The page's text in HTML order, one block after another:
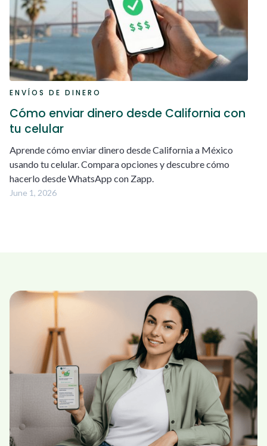
ENVÍOS DE DINERO
Cómo enviar dinero desde California con
tu celular
Aprende cómo enviar dinero desde California a México
usando tu celular. Compara opciones y descubre cómo
hacerlo desde WhatsApp con Zapp.
June 1, 2026